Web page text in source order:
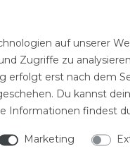
auf unserer
Zugriffe zu
erfolgt erst nach dem
Du kannst
Informationen findest
Marketing